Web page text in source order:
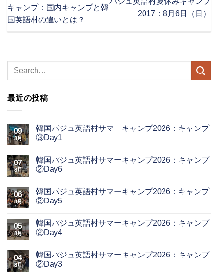
キャンプ：国内キャンプと韓
国英語村の違いとは？
2017：8月6日（日）
最近の投稿
09
8月
韓国パジュ英語村サマーキャンプ2026：キャンプ
③Day1
07
8月
韓国パジュ英語村サマーキャンプ2026：キャンプ
②Day6
06
8月
韓国パジュ英語村サマーキャンプ2026：キャンプ
②Day5
05
8月
韓国パジュ英語村サマーキャンプ2026：キャンプ
②Day4
04
8月
韓国パジュ英語村サマーキャンプ2026：キャンプ
②Day3